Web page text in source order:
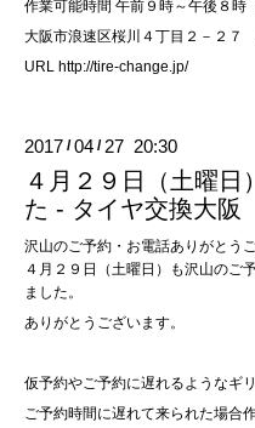
作業可能時間 午前９時～午後８時
大阪市浪速区桜川４丁目２－２
URL http://tire-change.jp/
2017 /04 / 27 20:30
４月２９日（土曜日
た - タイヤ交換大阪
沢山のご予約・お電話ありがとうご
４月２９日（土曜日）も沢山のご
ました。
ありがとうございます。
仮予約やご予約に遅れるようなギ
ご予約時間に遅れて来られた場合